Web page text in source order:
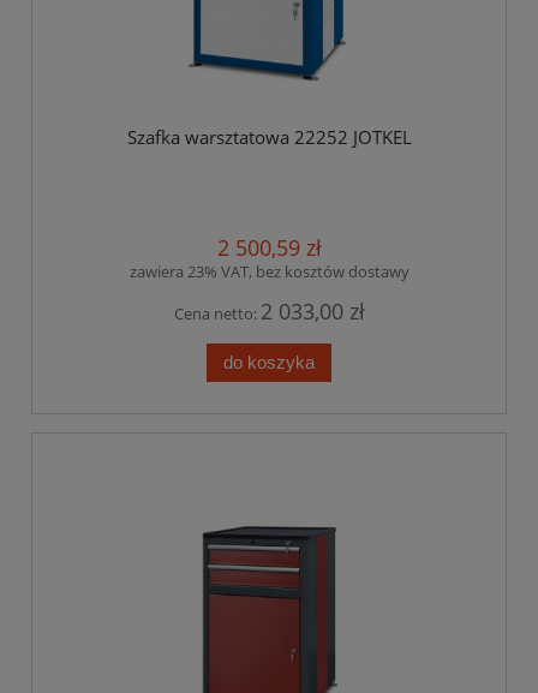
Szafka warsztatowa 22252 JOTKEL
2 500,59 zł
zawiera 23% VAT, bez kosztów dostawy
Cena netto: 2 033,00 zł
do koszyka